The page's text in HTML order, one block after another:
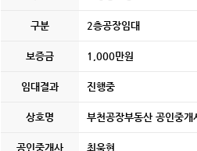
구분 2층공장임대
보증금 1,000만원
임대결과 진행중
상호명 부천공장부동산 공인중개
공인중개사 최욱현